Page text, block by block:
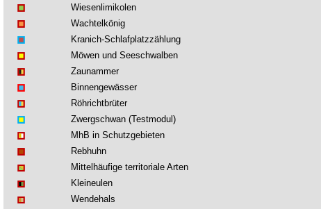
Wiesenlimikolen
Wachtelkönig
Kranich-Schlafplatzzählung
Möwen und Seeschwalben
Zaunammer
Binnengewässer
Röhrichtbrüter
Zwergschwan (Testmodul)
MhB in Schutzgebieten
Rebhuhn
Mittelhäufige territoriale Arten
Kleineulen
Wendehals